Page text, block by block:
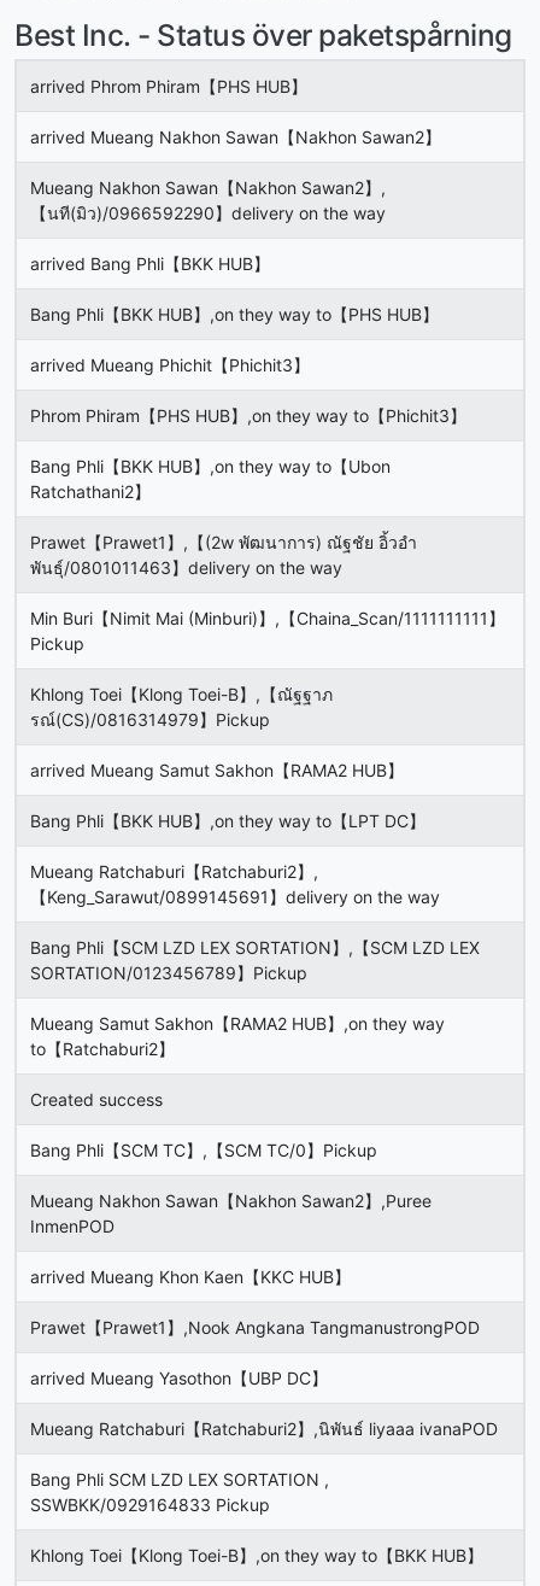
Best Inc. - Status över paketspårning
arrived Phrom Phiram【PHS HUB】
arrived Mueang Nakhon Sawan【Nakhon Sawan2】
Mueang Nakhon Sawan【Nakhon Sawan2】,
【นที(มิว)/0966592290】delivery on the way
arrived Bang Phli【BKK HUB】
Bang Phli【BKK HUB】,on they way to【PHS HUB】
arrived Mueang Phichit【Phichit3】
Phrom Phiram【PHS HUB】,on they way to【Phichit3】
Bang Phli【BKK HUB】,on they way to【Ubon
Ratchathani2】
Prawet【Prawet1】,【(2w พัฒนาการ) ณัฐชัย อิ้วอำ
พันธุ์/0801011463】delivery on the way
Min Buri【Nimit Mai (Minburi)】,【Chaina_Scan/1111111111】
Pickup
Khlong Toei【Klong Toei-B】,【ณัฐฐาภ
รณ์(CS)/0816314979】Pickup
arrived Mueang Samut Sakhon【RAMA2 HUB】
Bang Phli【BKK HUB】,on they way to【LPT DC】
Mueang Ratchaburi【Ratchaburi2】,
【Keng_Sarawut/0899145691】delivery on the way
Bang Phli【SCM LZD LEX SORTATION】,【SCM LZD LEX
SORTATION/0123456789】Pickup
Mueang Samut Sakhon【RAMA2 HUB】,on they way
to【Ratchaburi2】
Created success
Bang Phli【SCM TC】,【SCM TC/0】Pickup
Mueang Nakhon Sawan【Nakhon Sawan2】,Puree
InmenPOD
arrived Mueang Khon Kaen【KKC HUB】
Prawet【Prawet1】,Nook Angkana TangmanustrongPOD
arrived Mueang Yasothon【UBP DC】
Mueang Ratchaburi【Ratchaburi2】,นิพันธ์ liyaaa ivanaPOD
Bang Phli SCM LZD LEX SORTATION ,
SSWBKK/0929164833 Pickup
Khlong Toei【Klong Toei-B】,on they way to【BKK HUB】